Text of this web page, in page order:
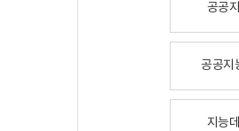
공공
공공지
지능